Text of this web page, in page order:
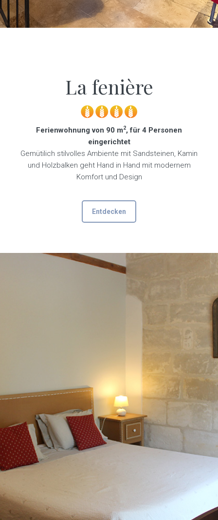
La fenière
Ferienwohnung von 90 m2, für 4 Personen
eingerichtet
Gemütilich stilvolles Ambiente mit Sandsteinen, Kamin
und Holzbalken geht Hand in Hand mit modernem
Komfort und Design
Entdecken